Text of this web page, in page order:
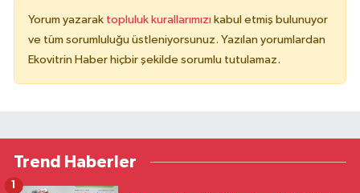
Yorum yazarak topluluk kurallarımızı kabul etmiş bulunuyor
ve tüm sorumluluğu üstleniyorsunuz. Yazılan yorumlardan
Ekovitrin Haber hiçbir şekilde sorumlu tutulamaz.
Trend Haberler
1